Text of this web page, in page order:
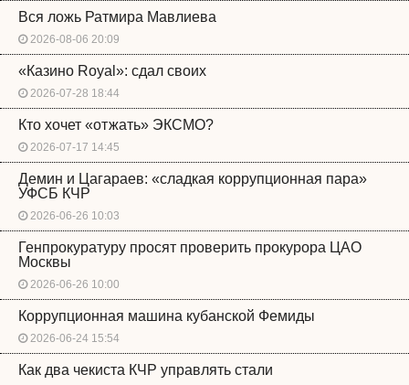
Вся ложь Ратмира Мавлиева
2026-08-06 20:09
«Казино Royal»: сдал своих
2026-07-28 18:44
Кто хочет «отжать» ЭКСМО?
2026-07-17 14:45
Демин и Цагараев: «сладкая коррупционная пара»
УФСБ КЧР
2026-06-26 10:03
Генпрокуратуру просят проверить прокурора ЦАО
Москвы
2026-06-26 10:00
Коррупционная машина кубанской Фемиды
2026-06-24 15:54
Как два чекиста КЧР управлять стали